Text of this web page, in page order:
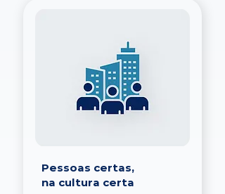
Pessoas certas,
na cultura certa